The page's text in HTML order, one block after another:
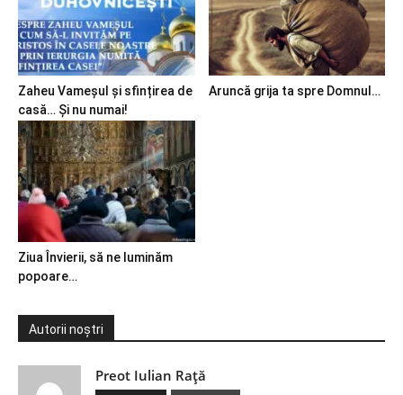
Zaheu Vameșul și sfințirea de
casă… Și nu numai!
Aruncă grija ta spre Domnul…
Ziua Învierii, să ne luminăm
popoare…
Autorii noștri
Preot Iulian Raţă